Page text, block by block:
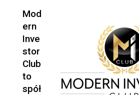
Mod
ern
Inve
stor
Club
to
spół